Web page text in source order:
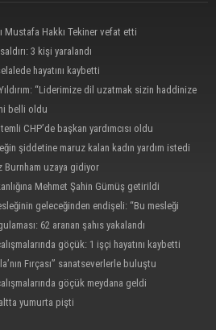
Mustafa Hakkı Tekiner vefat etti
3 kişi yaralandı
hayatını kaybetti
“Liderimize dil uzatmak sizin haddinize
belli oldu
CHP’de başkan yardımcısı oldu
şiddetine maruz kalan kadın yardım istedi
Burnham uzaya gidiyor
Mehmet Şahin Gümüş getirildi
geleceğinden endişeli: “Bu mesleği
62 aranan şahıs yakalandı
göçük: 1 işçi hayatını kaybetti
Fırçası” sanatseverlerle buluştu
göçük meydana geldi
yumurta pişti